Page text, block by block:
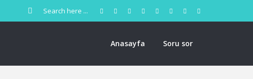
Anasayfa Soru sor